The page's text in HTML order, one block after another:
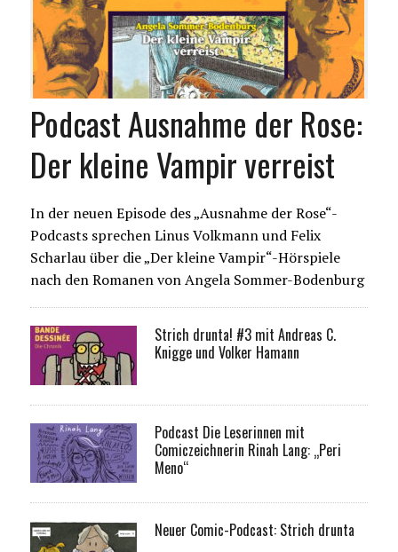
Podcast Ausnahme der Rose:
Der kleine Vampir verreist
In der neuen Episode des „Ausnahme der Rose“-
Podcasts sprechen Linus Volkmann und Felix
Scharlau über die „Der kleine Vampir“-Hörspiele
nach den Romanen von Angela Sommer-Bodenburg
Strich drunta! #3 mit Andreas C.
Knigge und Volker Hamann
Podcast Die Leserinnen mit
Comiczeichnerin Rinah Lang: „Peri
Meno“
Neuer Comic-Podcast: Strich drunta